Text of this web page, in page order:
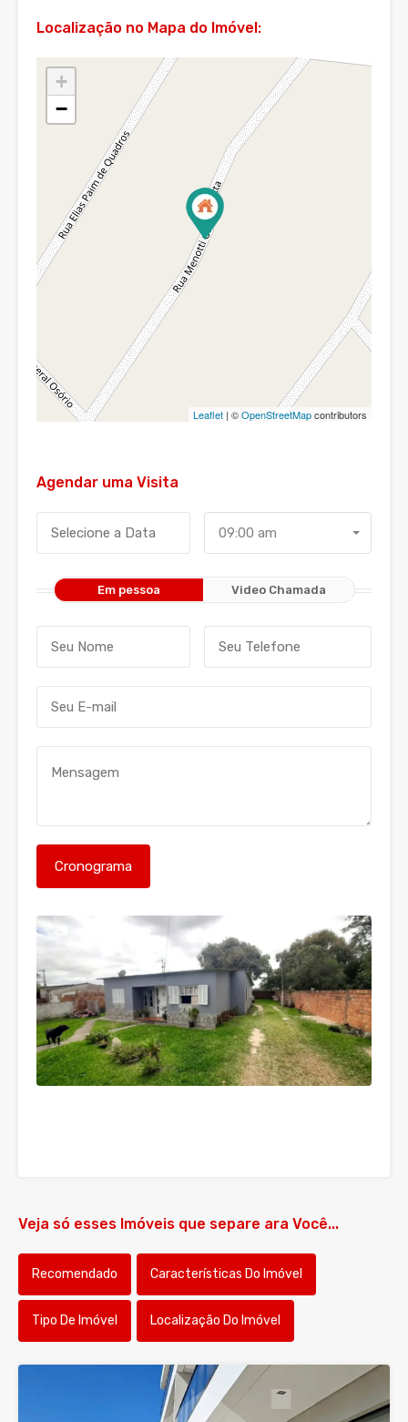
Localização no Mapa do Imóvel:
+
−
Leaflet | ©OpenStreetMapcontributors
Agendar uma Visita
09:00 am
Em pessoa Video Chamada
Veja só esses Imóveis que separe ara Você...
Recomendado Características Do Imóvel
Tipo De Imóvel Localização Do Imóvel